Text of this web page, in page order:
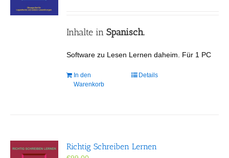
Inhalte inSpanisch.
Software zu Lesen Lernen daheim. Für 1 PC
In den
Warenkorb
Details
Richtig Schreiben Lernen